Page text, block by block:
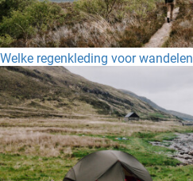
Welke regenkleding voor